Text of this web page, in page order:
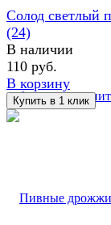
избранное
Солод светлый
(24)
В наличии
110 руб.
В корзину